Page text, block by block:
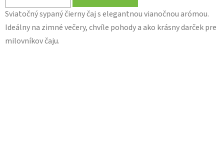
Sviatočný sypaný čierny čaj s elegantnou vianočnou arómou.
Ideálny na zimné večery, chvíle pohody a ako krásny darček pre
milovníkov čaju.